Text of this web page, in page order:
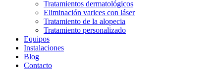
Tratamientos dermatológicos
Eliminación varices con láser
Tratamiento de la alopecia
Tratamiento personalizado
Equipos
Instalaciones
Blog
Contacto